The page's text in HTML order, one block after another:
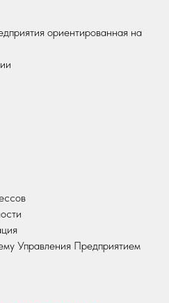
ориентированная на
Управления Предприятием